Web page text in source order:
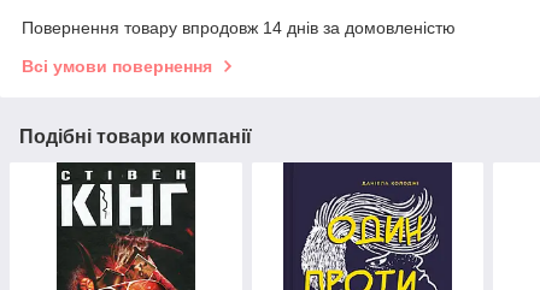
Повернення товару впродовж 14 днів за домовленістю
Всі умови повернення
Подібні товари компанії